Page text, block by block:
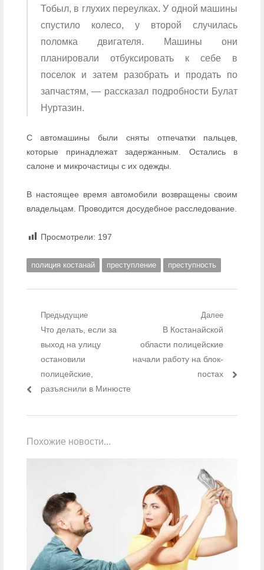
Тобыл, в глухих переулках. У одной машины
спустило колесо, у второй случилась
поломка двигателя. Машины они
планировали отбуксировать к себе в
поселок и затем разобрать и продать по
запчастям, — рассказал подробности Булат
Нуртазин.
С автомашины были сняты отпечатки пальцев,
которые принадлежат задержанным. Остались в
салоне и микрочастицы с их одежды.
В настоящее время автомобили возвращены своим
владельцам. Проводится досудебное расследование.
Просмотрели: 197
полиция костанай преступление преступность
Навигация по записям
Предыдущие
Предыдущий пост:
Что делать, если за
выход на улицу
остановили
полицейские,
разъяснили в Минюсте
Далее
Следующий пост:
В Костанайской
области полицейские
начали работу на блок-
постах
Похожие новости...